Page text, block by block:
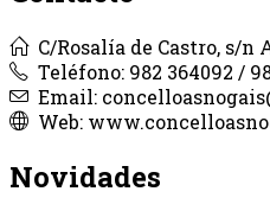
C/Rosalía de Castro, s/n
Teléfono: 982 364092 /
Email:
Web:
Novidades